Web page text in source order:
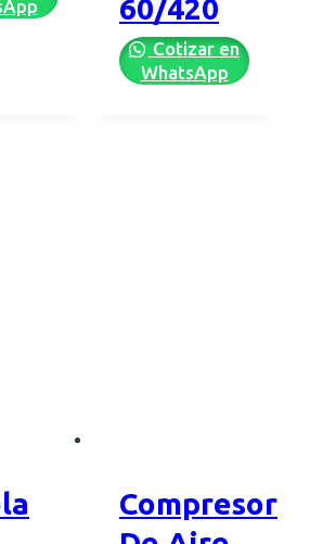
60/420
Cotizar en
WhatsApp
Compresor